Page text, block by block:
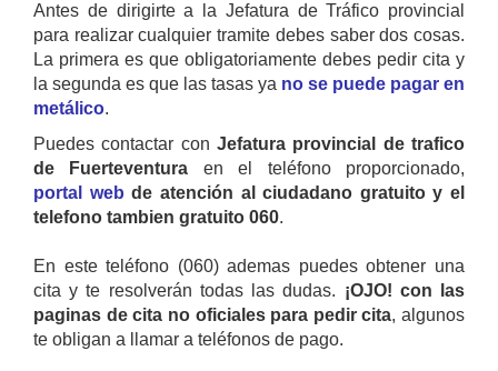
Antes de dirigirte a la Jefatura de Tráfico provincial
para realizar cualquier tramite debes saber dos cosas.
La primera es que obligatoriamente debes pedir cita y
la segunda es que las tasas ya no se puede pagar en
metálico.
Puedes contactar con Jefatura provincial de trafico
de Fuerteventura en el teléfono proporcionado,
portal web de atención al ciudadano gratuito y el
telefono tambien gratuito 060.
En este teléfono (060) ademas puedes obtener una
cita y te resolverán todas las dudas. ¡OJO! con las
paginas de cita no oficiales para pedir cita, algunos
te obligan a llamar a teléfonos de pago.